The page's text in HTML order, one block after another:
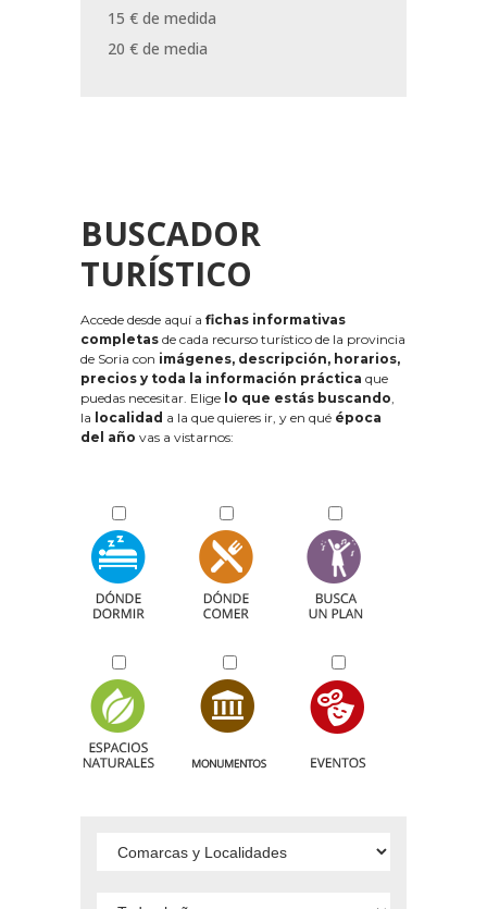
15 € de medida
20 € de media
BUSCADOR
TURÍSTICO
Accede desde aquí a fichas informativas
completas de cada recurso turístico de la provincia
de Soria con imágenes, descripción, horarios,
precios y toda la información práctica que
puedas necesitar. Elige lo que estás buscando,
la localidad a la que quieres ir, y en qué época
del año vas a vistarnos: